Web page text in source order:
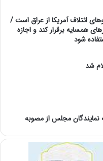
نیروهای ائتلاف آمریکا از عراق است /
همسایه برقرار کند و اجازه
شود
نمایندگان مجلس از مصوبه